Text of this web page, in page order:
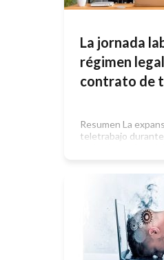
La jornada
régimen
contrato de
Resumen La
teletrabajo
el decreto 297/
que, durante su
personas
residencias”,
de concurrir a sus
(art. 2°) –medida
circulación
Ejecutivo nacional